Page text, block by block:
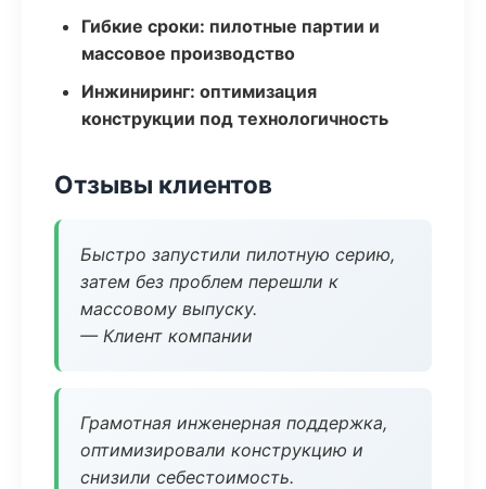
Гибкие сроки: пилотные партии и
массовое производство
Инжиниринг: оптимизация
конструкции под технологичность
Отзывы клиентов
Быстро запустили пилотную серию,
затем без проблем перешли к
массовому выпуску.
— Клиент компании
Грамотная инженерная поддержка,
оптимизировали конструкцию и
снизили себестоимость.